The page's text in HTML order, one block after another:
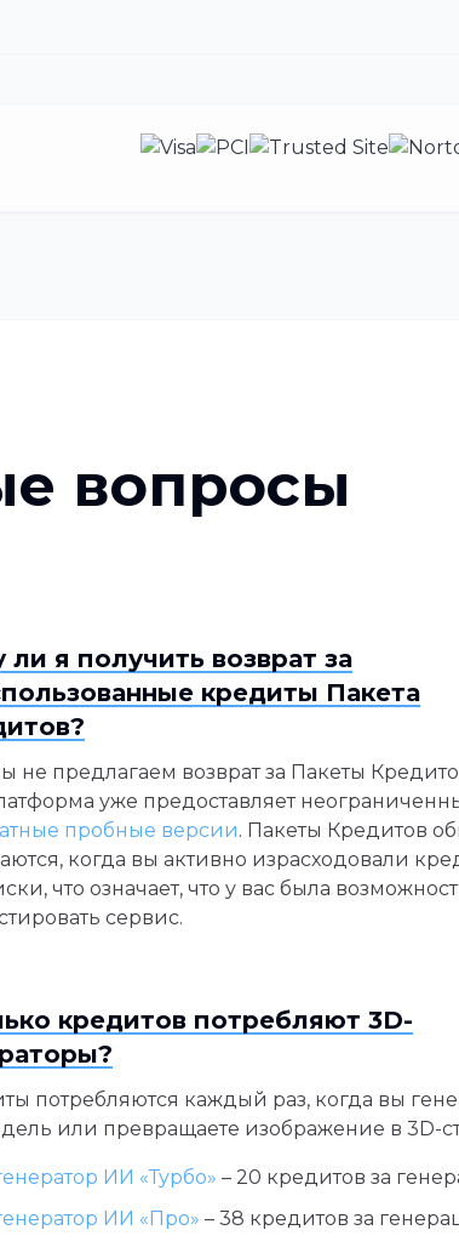
вопросы
ли я получить возврат за
кредиты Пакета
не предлагаем возврат за Пакеты
уже предоставляет
пробные версии. Пакеты Кредитов
когда вы активно израсходовали
что означает, что у вас была
сервис.
кредитов потребляют 3D-
потребляются каждый раз, когда вы
или превращаете изображение в 3D-
ИИ «Турбо» – 20 кредитов за
ИИ «Про» – 38 кредитов за